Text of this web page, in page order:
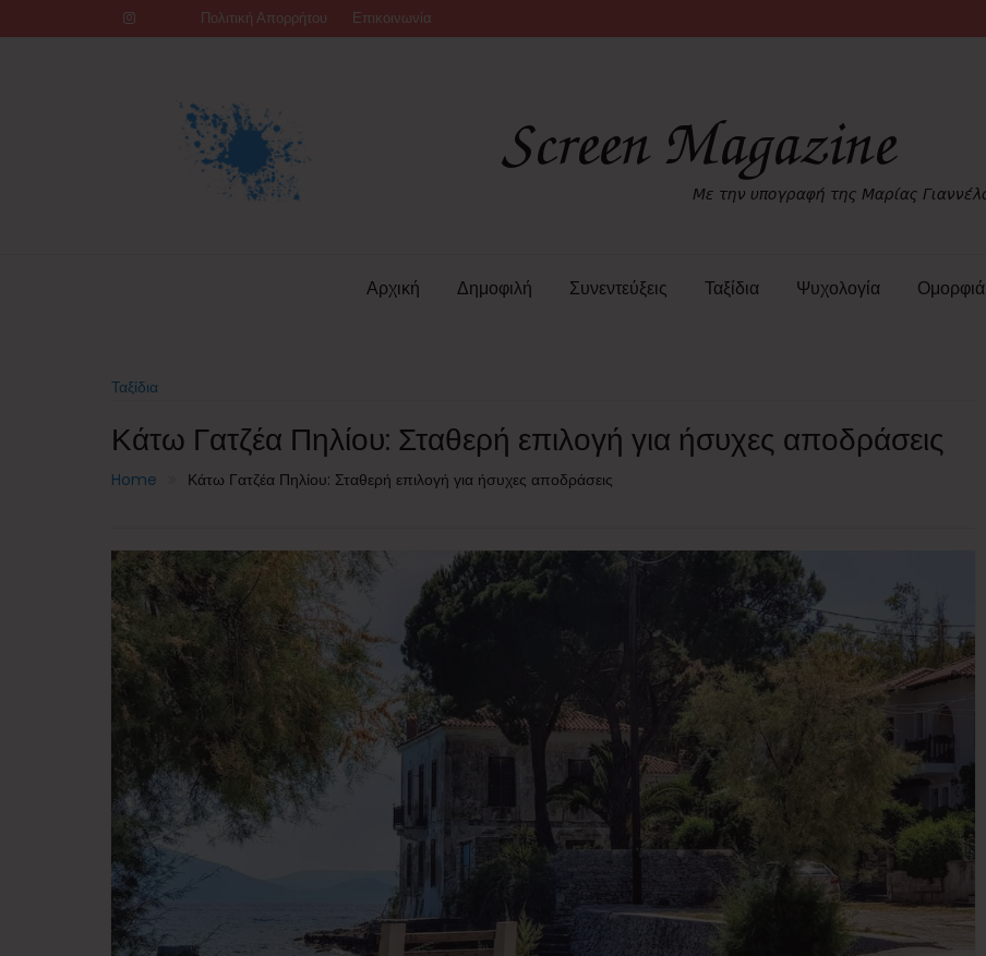
to
Πολιτική Απορρήτου Επικοινωνία
Αρχική Δημοφιλή Συνεντεύξεις Ταξίδια Ψυχολογία Ομορφιά
Ταξίδια
Κάτω Γατζέα Πηλίου: Σταθερή επιλογή για ήσυχες αποδράσεις
Home Κάτω Γατζέα Πηλίου: Σταθερή επιλογή για ήσυχες αποδράσεις